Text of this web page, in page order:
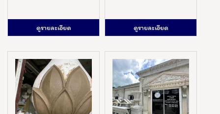
ดูรายละเอียด ดูรายละเอียด